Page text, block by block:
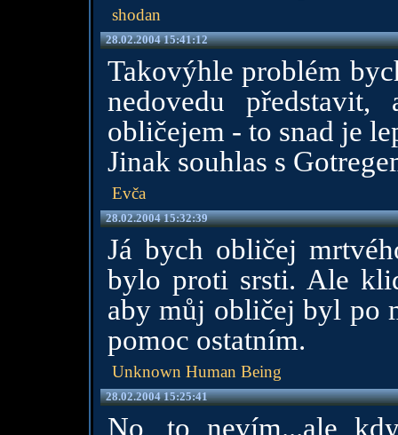
shodan
28.02.2004 15:41:12
Takovýhle problém
nedovedu
obličejem - to snad je
Jinak souhlas s
Evča
28.02.2004 15:32:39
Já bych obličej
bylo proti srsti. Ale
aby můj obličej byl po
pomoc ostatním.
Unknown Human Being
28.02.2004 15:25:41
No, to nevím...ale